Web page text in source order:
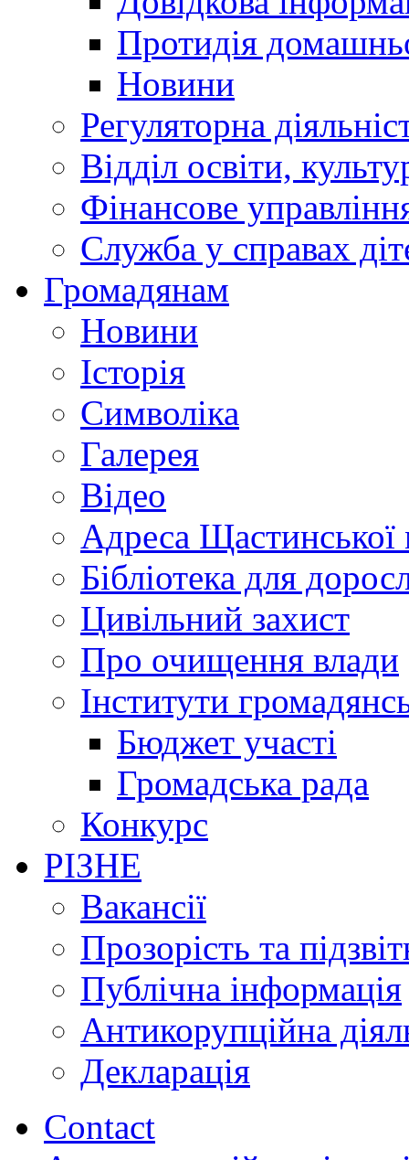
Протидія
Новини
Регуляторна
Відділ освіти,
Фінансове
Служба у справах
Громадянам
Новини
Історія
Символіка
Галерея
Відео
Адреса Щастинської
Бібліотека для
Цивільний захист
Про очищення влади
Інститути
Бюджет участі
Громадська рада
Конкурс
РІЗНЕ
Вакансії
Прозорість та
Публічна інформація
Антикорупційна
Декларація
Contact